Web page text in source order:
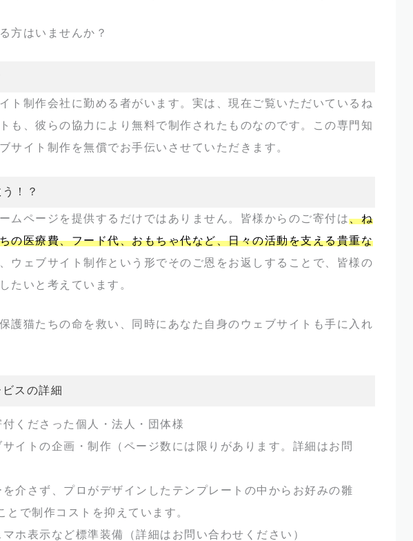
方はいませんか？
ト制作会社に勤める者がいます。実は、現在ご覧いただいているね
も、彼らの協力により無料で制作されたものなのです。この専門知
サイト制作を無償でお手伝いさせていただきます。
！？
ムページを提供するだけではありません。皆様からのご寄付は、ね
の医療費、フード代、おもちゃ代など、日々の活動を支える貴重な
ウェブサイト制作という形でそのご恩をお返しすることで、皆様の
たいと考えています。
護猫たちの命を救い、同時にあなた自身のウェブサイトも手に入れ
スの詳細
くださった個人・法人・団体様
イトの企画・制作（ページ数には限りがあります。詳細はお問
介さず、プロがデザインしたテンプレートの中からお好みの雛
とで制作コストを抑えています。
ホ表示など標準装備（詳細はお問い合わせください）